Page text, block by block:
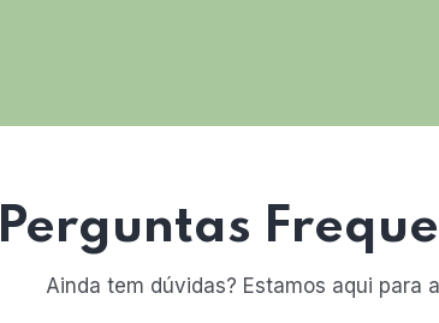
Perguntas
Ainda tem dúvidas? Estamos aqui para